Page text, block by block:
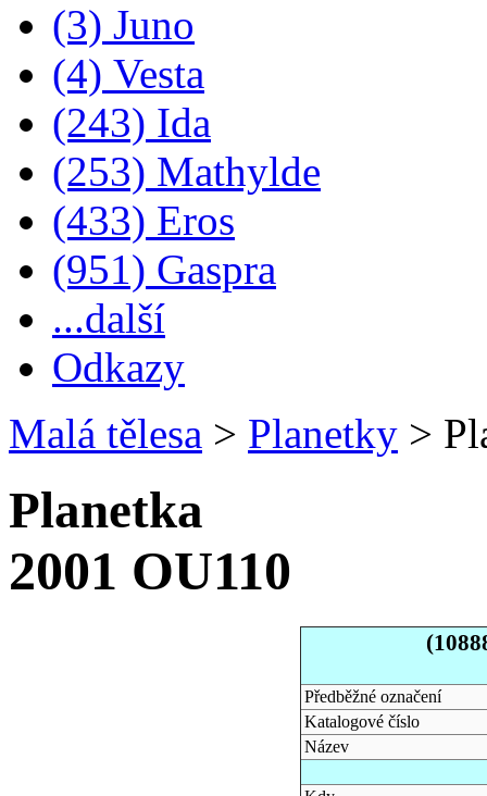
(3) Juno
(4) Vesta
(243) Ida
(253) Mathylde
(433) Eros
(951) Gaspra
...další
Odkazy
Malá tělesa > Planetky >
Planetka
2001 OU110
Předběžné označení
Katalogové číslo
Název